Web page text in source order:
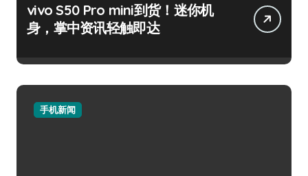
vivo S50 Pro mini到货！迷你机
身，掌中资讯轻触即达
手机新闻